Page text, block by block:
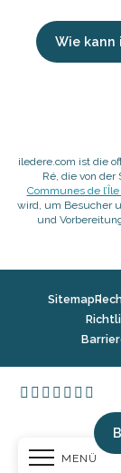
MENÜ
Wie kann
iledere.com ist die
Ré, die von der
Communes de
wird, um Besucher
und
Sitemap